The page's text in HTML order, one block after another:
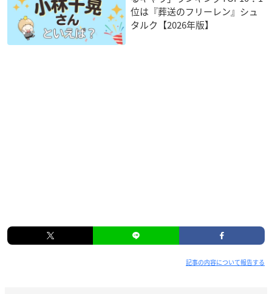
位は『葬送のフリーレン』シュ
タルク【2026年版】
記事の内容について報告する